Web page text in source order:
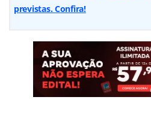
previstas. Confira!